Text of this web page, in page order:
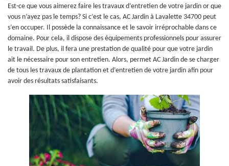
Est-ce que vous aimerez faire les travaux d’entretien de votre jardin or que
vous n’ayez pas le temps? Si c’est le cas, AC Jardin à Lavalette 34700 peut
s’en occuper. Il possède la connaissance et le savoir irréprochable dans ce
domaine. Pour cela, il dispose des équipements professionnels pour assurer
le travail. De plus, il fera une prestation de qualité pour que votre jardin
ait le nécessaire pour son entretien. Alors, permet AC Jardin de se charger
de tous les travaux de plantation et d’entretien de votre jardin afin pour
avoir des résultats satisfaisants.